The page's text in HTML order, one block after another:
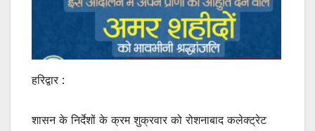
हरिद्वार :
शासन के निर्देशों के क्रम शुक्रवार को रोशनाबाद कलेक्ट्रेट